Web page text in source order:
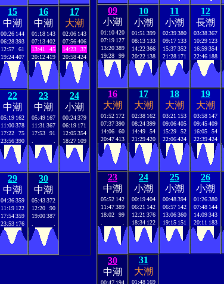
15
中潮
00:26 144
06:28393
12:57
61
19:24407
16
中潮
01:18 143
07:13402
13:41
45
20:12419
17
大潮
02:06 143
07:56406
14:23
37
20:58424
22
中潮
05:19 162
11:00378
17:22
75
23:56390
23
中潮
05:49 167
11:31 367
17:53
91
24
小潮
00:24379
06:19 171
12:05354
18:27 109
29
中潮
04:36359
11:19 122
17:54359
23:53 176
30
中潮
05:43372
12:20
90
19:00387
09
小潮
01:10420
07:19 127
13:20389
19:28
99
10
小潮
01:51 399
08:13 133
14:22366
20:22 138
11
小潮
02:39380
09:17 133
15:37352
21:28 171
12
長潮
03:38367
10:29 123
16:59354
22:46 188
16
大潮
01:52 172
07:37390
14:06
60
20:47413
17
大潮
02:38 162
08:24399
14:49
54
21:29420
18
大潮
03:21 153
09:06405
15:29
52
22:06424
19
大潮
03:58 147
09:45409
16:05
54
22:39424
23
中潮
05:52 142
11:47389
18:02
99
24
小潮
00:19404
06:21 142
12:21 376
18:34 122
25
小潮
00:48394
06:57 142
13:06360
19:15 151
26
小潮
01:26380
07:48 144
14:09343
20:11 183
30
中潮
00:47 194
31
大潮
01:48 169